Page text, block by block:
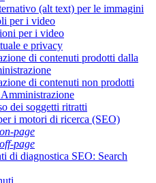
(alt text) per le immagini
per i video
per i video
e privacy
di contenuti prodotti dalla
di contenuti non prodotti
dei soggetti ritratti
i motori di ricerca (SEO)
on-page
off-page
di diagnostica SEO: Search